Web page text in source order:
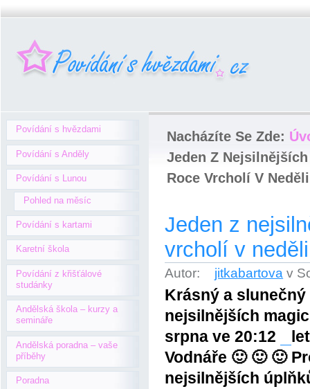
Nacházíte Se Zde:
Jeden Z
Roce Vrcholí V
Jeden z
vrcholí v
Autor: jitkabartova v
Krásný a
nejsilnějších
srpna ve 20:12
Vodnáře 🙂 🙂 🙂
nejsilnějších
Povídání s hvězdami
Povídání s Anděly
Povídání s Lunou
Pohled na měsíc
Povídání s kartami
Karetní škola
Povídání z křišťálové
studánky
Andělská škola – kurzy a
semináře
Andělská poradna – vaše
příběhy
Poradna